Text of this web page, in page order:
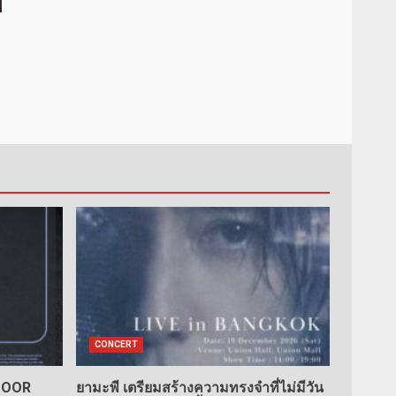
CONCERT
ยามะพี เตรียมสร้างความทรงจำที่ไม่มีวัน